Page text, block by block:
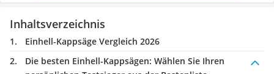
Inhaltsverzeichnis
Einhell-Kappsäge Vergleich 2026
Die besten Einhell-Kappsägen: Wählen Sie Ihren